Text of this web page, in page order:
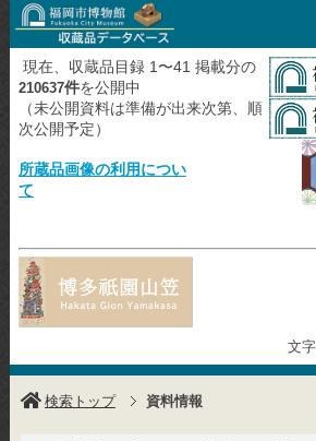
現在、収蔵品目録 1〜41 掲載分の
210637件を公開中
（未公開資料は準備が出来次第、順
次公開予定）
所蔵品画像の利用につい
て
文
検索トップ 資料情報